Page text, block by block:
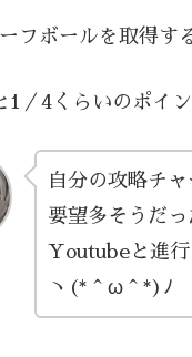
フボールを取得す
／4くらいのポイ
自分の攻略チ
要望多そうだ
Youtubeと進行
ヽ(*＾ω＾*)ﾉ